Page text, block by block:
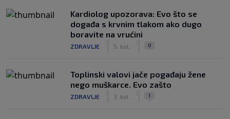
Kardiolog upozorava: Evo što se
događa s krvnim tlakom ako dugo
boravite na vrućini
ZDRAVLJE 5. kol. 0
Toplinski valovi jače pogađaju žene
nego muškarce. Evo zašto
ZDRAVLJE 3. kol. 1